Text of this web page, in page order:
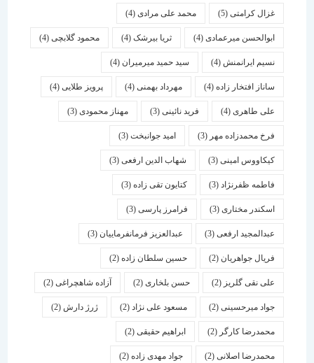
غزال کرامتی(5) محمد علی مرادی(4)
ابوالحسن میرعمادی(4) ثریا بیرشک(4) محمود گلابچی(4)
نسیم ایرانمنش(4) سید حمید میرمیران(4)
ساناز افتخار زاده(4) مهرداد بهمنی (4) پرویز طلایی(4)
علی طاهری(4) فرید نائینی(3) مهناز محمودی(3)
فرخ محمدزاده مهر(3) امید جوانبخت(3)
کیکاووس امینی(3) شهاب الدین ارفعی(3)
فاطمه ظفرنژاد(3) کتایون تقی زاده(3)
اسكندر مختاری (3) فرامرز پارسی(3)
عبدالمجید ارفعی(3) عبدالعزیز فرمانفرماییان(3)
فریال جواهریان(2) حسین سلطان زاده(2)
علی نقی گلریز(2) حسن بلخاری(2) آزاده شاهچراغی(2)
جواد میرحسینی(2) مسعود علی نژاد(2) ژرژ دارش (2)
محمدرضا کارگر(2) ابراهیم حقیقی(2)
محمدرضا اصلانی(2) جواد مهدی زاده(2)